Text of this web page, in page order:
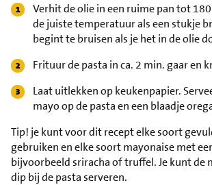
Verhit de olie in een ruime pan tot
de juiste temperatuur als een stukje
begint te bruisen als je het in de olie
Frituur de pasta in ca. 2 min. gaar en
Laat uitlekken op keukenpapier.
mayo op de pasta en een blaadje
Tip! je kunt voor dit recept elke soort
gebruiken en elke soort mayonaise met
bijvoorbeeld sriracha of truffel. Je kunt de
dip bij de pasta serveren.